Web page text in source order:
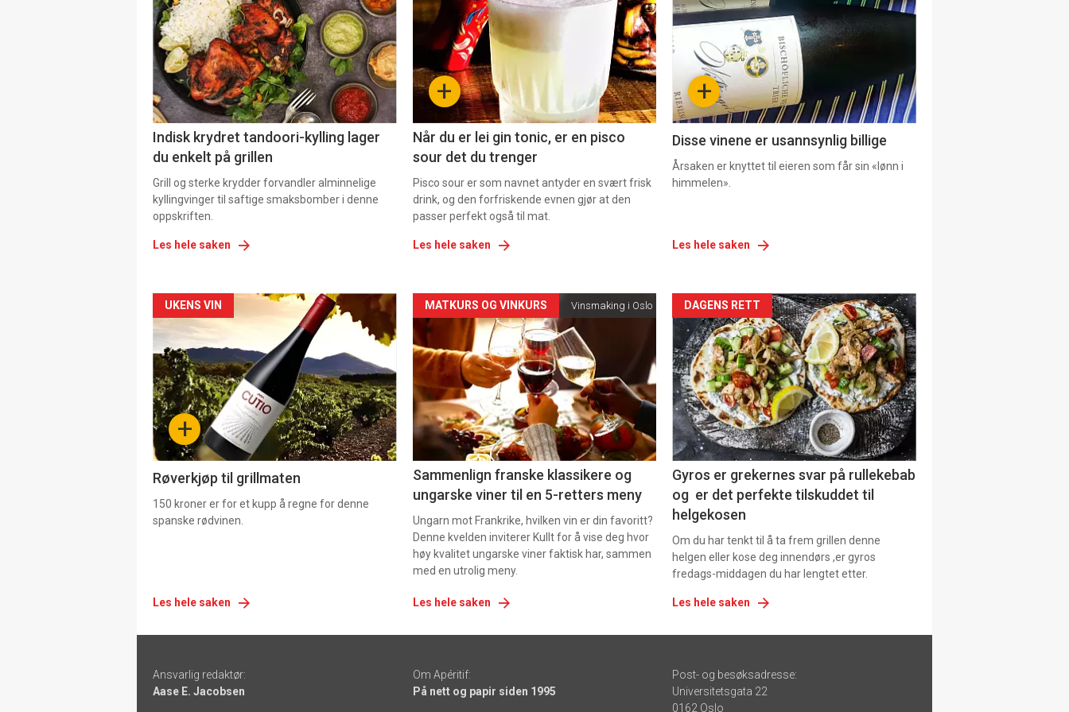
Indisk krydret tandoori-kylling lager
du enkelt på grillen
Grill og sterke krydder forvandler alminnelige
kyllingvinger til saftige smaksbomber i denne
oppskriften.
Les hele saken
nå
-
+
Når du er lei gin tonic, er en pisco
sour det du trenger
Pisco sour er som navnet antyder en svært frisk
drink, og den forfriskende evnen gjør at den
passer perfekt også til mat.
Les hele saken
nå
3 +
Disse vinene er usannsynlig billige
Årsaken er knyttet til eieren som får sin «lønn i
himmelen».
Les hele saken
Forsiden
akkurat
nå
-
4 +
UKENS VIN
Røverkjøp til grillmaten
150 kroner er for et kupp å regne for denne
spanske rødvinen.
Les hele saken
Forsiden
akkurat
nå
-
5
MATKURS OG VINKURS Vinsmaking i Oslo
Sammenlign franske klassikere og
ungarske viner til en 5-retters meny
Ungarn mot Frankrike, hvilken vin er din favoritt?
Denne kvelden inviterer Kullt for å vise deg hvor
høy kvalitet ungarske viner faktisk har, sammen
med en utrolig meny.
Les hele saken
Forsiden
akkurat
nå
-
6
DAGENS RETT
Gyros er grekernes svar på rullekebab
og er det perfekte tilskuddet til
helgekosen
Om du har tenkt til å ta frem grillen denne
helgen eller kose deg innendørs ,er gyros
fredags-middagen du har lengtet etter.
Les hele saken
-
Ansvarlig redaktør:
Aase E. Jacobsen
Om Apéritif:
På nett og papir siden 1995
Post- og besøksadresse:
Universitetsgata 22
0162 Oslo